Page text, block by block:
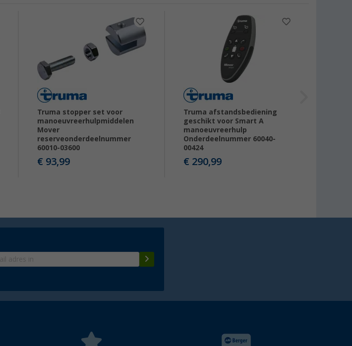
Truma stopper set voor
manoeuvreerhulpmiddelen
Mover
reserveonderdeelnummer
60010-03600
€ 93,99
Truma afstandsbediening
geschikt voor Smart A
manoeuvreerhulp
Onderdeelnummer 60040-
00424
€ 290,99